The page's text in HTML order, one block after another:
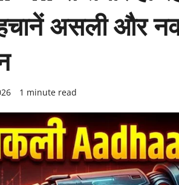
असली और
1 minute read